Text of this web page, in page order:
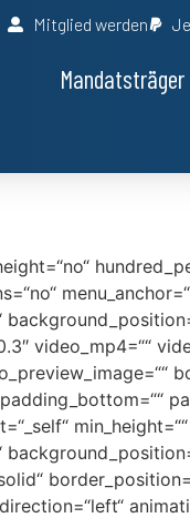
Mitglied werden
Mandatsträger
video_mp4=““